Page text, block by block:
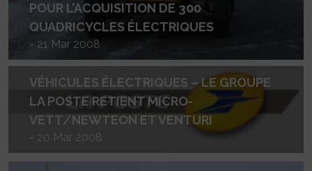
POUR L’ACQUISITION DE 300
QUADRICYCLES ÉLECTRIQUES
- 21 Mar 2008
VÉHICULES ÉLECTRIQUES – LE GROUPE
LA POSTE RETIENT MICRO-
VETT/NEWTEON ET VENTURI
- 20 Mar 2008